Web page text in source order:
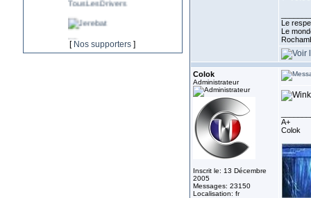
[ Nos supporters ]
Le
Le
Colok
Administrateur
Inscrit le: 13 Décembre
2005
Messages: 23150
Localisation: fr
A+
Colok